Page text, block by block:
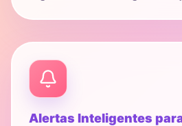
Alertas Inteligentes